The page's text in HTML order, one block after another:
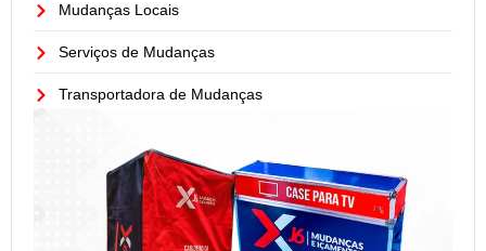
Mudanças Locais
Serviços de Mudanças
Transportadora de Mudanças